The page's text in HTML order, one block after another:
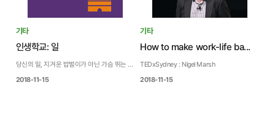
기타
인생학교: 일
당신의 일, 지겨운 밥벌이가 아닌 가슴 뛰는 천직으로
2018-11-15
기타
How to make work-life ba...
TEDxSydney : Nigel Marsh
2018-11-15